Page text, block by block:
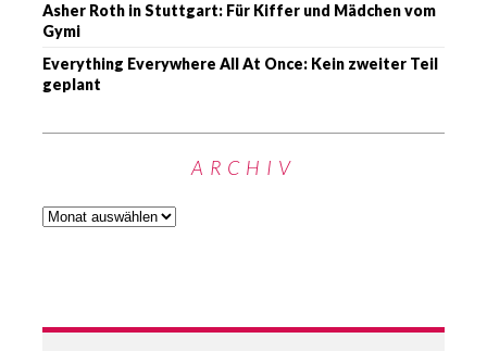
Asher Roth in Stuttgart: Für Kiffer und Mädchen vom
Gymi
Everything Everywhere All At Once: Kein zweiter Teil
geplant
ARCHIV